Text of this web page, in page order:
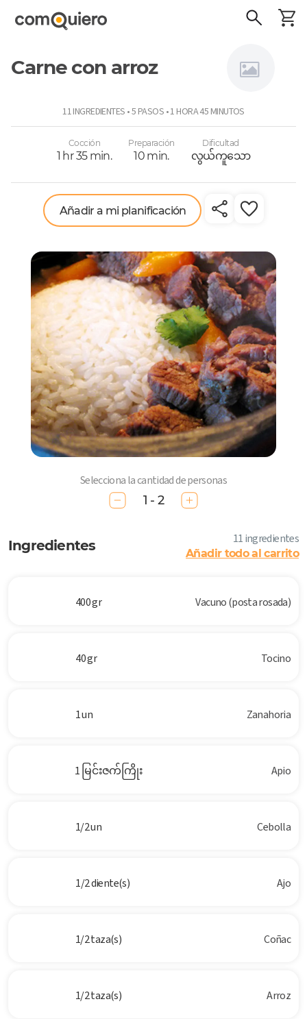
Carne con arroz
11 INGREDIENTES • 5 PASOS • 1 HORA 45 MINUTOS
Cocción
1 hr 35 min.
Preparación
10 min.
Dificultad
လွယ်ကူသော
Añadir a mi planificación
Selecciona la cantidad de personas
1 - 2
Ingredientes 11 ingredientes
Añadir todo al carrito
400 gr Vacuno (posta rosada)
40 gr Tocino
1 un Zanahoria
1 မြင်းဇက်ကြိုး Apio
1/2 un Cebolla
1/2 diente(s) Ajo
1/2 taza(s) Coñac
1/2 taza(s) Arroz